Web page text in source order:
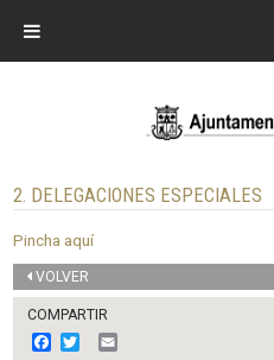
2. DELEGACIONES ESPECIALES
Pincha aquí
VOLVER
COMPARTIR
F